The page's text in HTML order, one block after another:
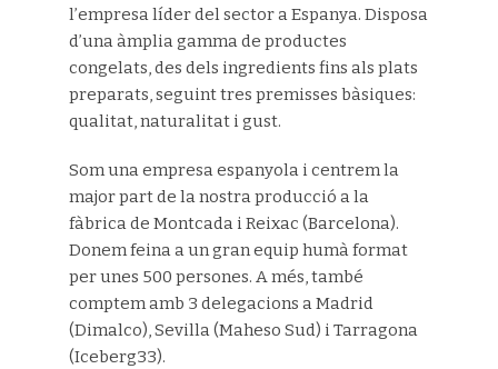
l’empresa líder del sector a Espanya. Disposa
d’una àmplia gamma de productes
congelats, des dels ingredients fins als plats
preparats, seguint tres premisses bàsiques:
qualitat, naturalitat i gust.
Som una empresa espanyola i centrem la
major part de la nostra producció a la
fàbrica de Montcada i Reixac (Barcelona).
Donem feina a un gran equip humà format
per unes 500 persones. A més, també
comptem amb 3 delegacions a Madrid
(Dimalco), Sevilla (Maheso Sud) i Tarragona
(Iceberg33).